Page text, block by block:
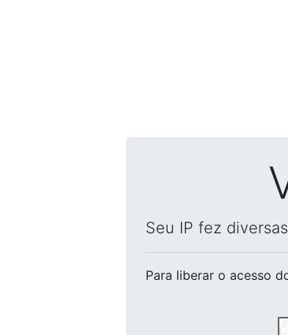
Seu IP fez
Para liberar o acesso